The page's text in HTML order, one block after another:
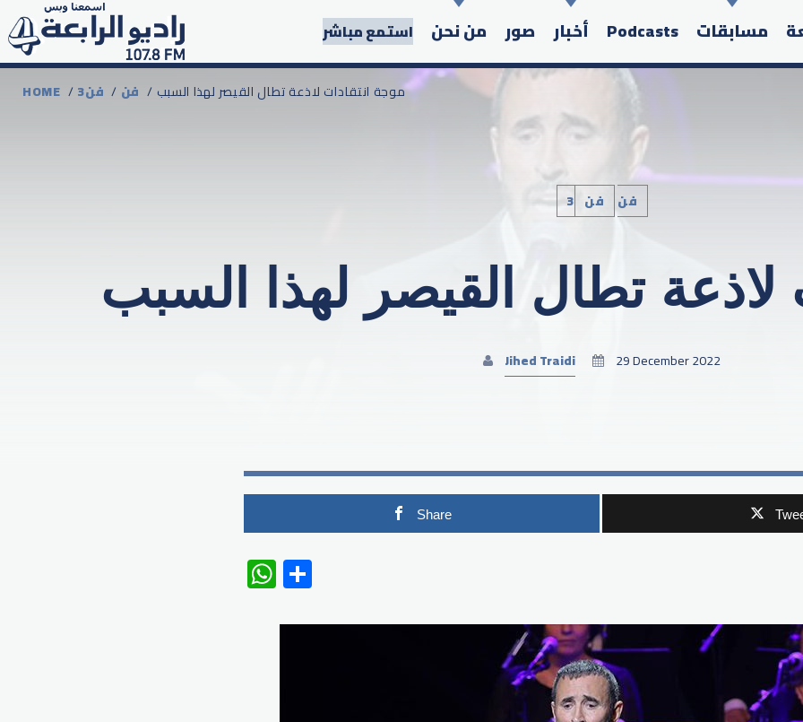
مسابقات Podcasts أخبار صور من نحن استمع مباشر
Search in the website:
HOME / 3فن / فن / موجة انتقادات لاذعة تطال القيصر لهذا السبب
3فن فن
لاذعة تطال القيصر لهذا السبب
Jihed Traidi 29 December 2022
Share
WhatsApp